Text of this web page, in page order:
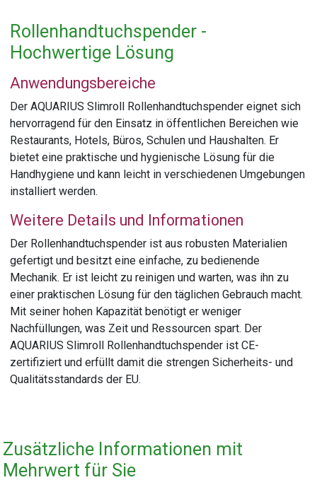
Rollenhandtuchspender -
Hochwertige Lösung
Anwendungsbereiche
Der AQUARIUS Slimroll Rollenhandtuchspender eignet sich
hervorragend für den Einsatz in öffentlichen Bereichen wie
Restaurants, Hotels, Büros, Schulen und Haushalten. Er
bietet eine praktische und hygienische Lösung für die
Handhygiene und kann leicht in verschiedenen Umgebungen
installiert werden.
Weitere Details und Informationen
Der Rollenhandtuchspender ist aus robusten Materialien
gefertigt und besitzt eine einfache, zu bedienende
Mechanik. Er ist leicht zu reinigen und warten, was ihn zu
einer praktischen Lösung für den täglichen Gebrauch macht.
Mit seiner hohen Kapazität benötigt er weniger
Nachfüllungen, was Zeit und Ressourcen spart. Der
AQUARIUS Slimroll Rollenhandtuchspender ist CE-
zertifiziert und erfüllt damit die strengen Sicherheits- und
Qualitätsstandards der EU.
Zusätzliche Informationen mit
Mehrwert für Sie